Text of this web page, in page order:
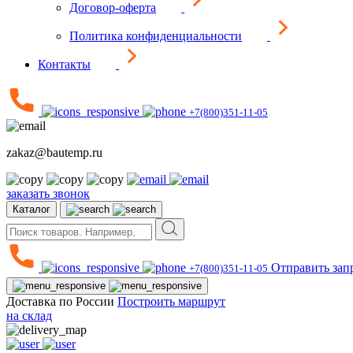
Договор-оферта
Политика конфиденциальности
Контакты
+7(800)351-11-05
zakaz@bautemp.ru
заказать звонок
Каталог
+7(800)351-11-05 Отправить
Доставка по России Построить маршрут
на склад